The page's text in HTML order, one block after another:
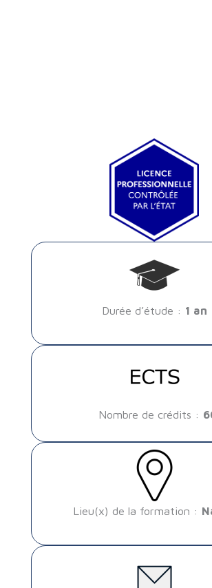
Durée d’étude : 1 an
Nombre de crédits :
Lieu(x) de la formation :